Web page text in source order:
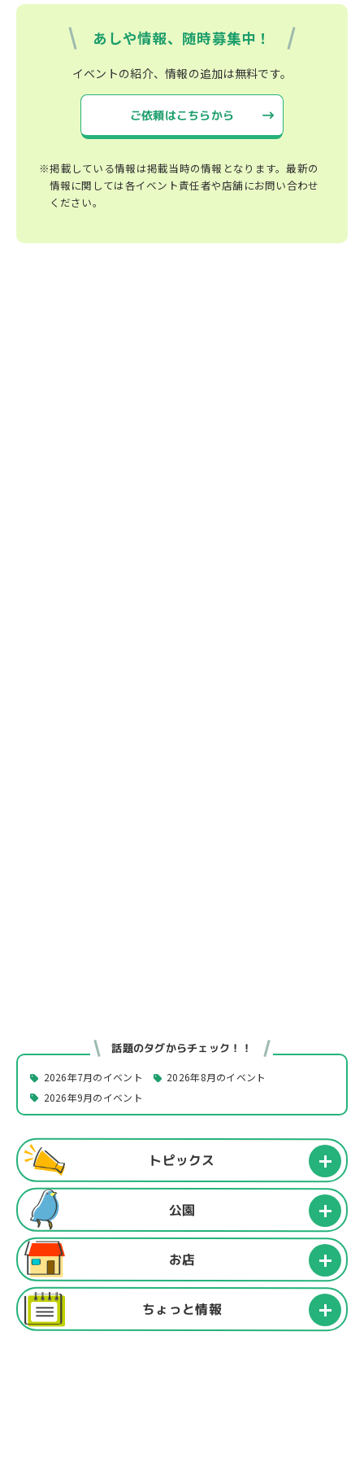
あしや情報、随時募集中！
イベントの紹介、情報の追加は無料です。
ご依頼はこちらから
※掲載している情報は掲載当時の情報となります。最新の
情報に関しては各イベント責任者や店舗にお問い合わせ
ください。
話題のタグからチェック！！
2026年7月のイベント
2026年8月のイベント
2026年9月のイベント
トピックス
公園
お店
ちょっと情報